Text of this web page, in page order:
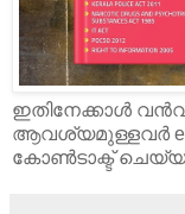
ഇതിനേക്കാൾ
ആവശ്യമുള്ളവർ
കോൺടാക്ട്